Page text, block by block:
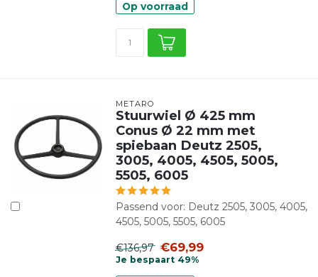
Op voorraad
METARO
Stuurwiel Ø 425 mm
Conus Ø 22 mm met
spiebaan Deutz 2505,
3005, 4005, 4505, 5005,
5505, 6005
Passend voor: Deutz 2505, 3005, 4005,
4505, 5005, 5505, 6005
€136,97 €69,99
Je bespaart 49%